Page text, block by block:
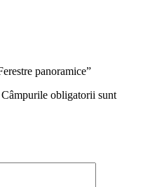
panoramice”
Câmpurile obligatorii sunt